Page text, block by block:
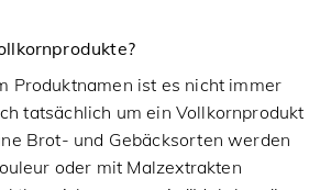
Produktnamen ist es nicht immer
tatsächlich um ein Vollkornprodukt
Brot- und Gebäcksorten werden
oder mit Malzextrakten